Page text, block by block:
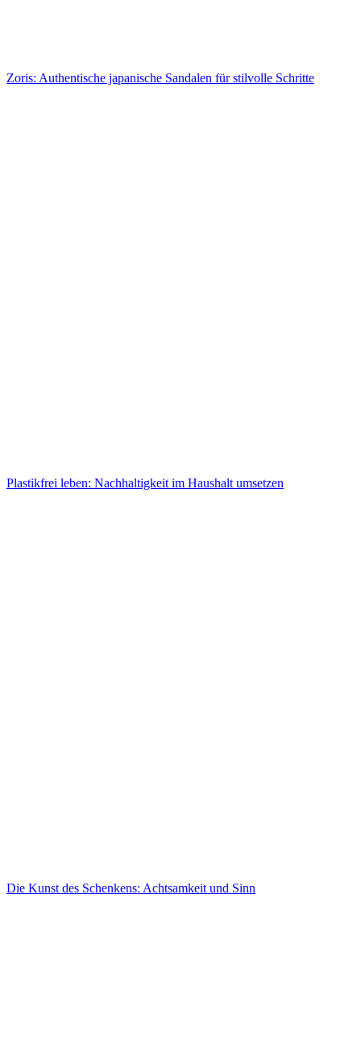
Zoris: Authentische japanische Sandalen für stilvolle Schritte
Plastikfrei leben: Nachhaltigkeit im Haushalt umsetzen
Die Kunst des Schenkens: Achtsamkeit und Sinn